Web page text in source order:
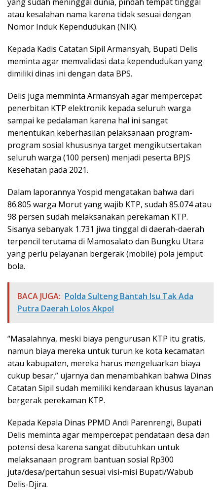
atau kesalahan nama karena tidak sesuai dengan
Nomor Induk Kependudukan (NIK).
Kepada Kadis Catatan Sipil Armansyah, Bupati Delis
meminta agar memvalidasi data kependudukan yang
dimiliki dinas ini dengan data BPS.
Delis juga memminta Armansyah agar mempercepat
penerbitan KTP elektronik kepada seluruh warga
sampai ke pedalaman karena hal ini sangat
menentukan keberhasilan pelaksanaan program-
program sosial khususnya target mengikutsertakan
seluruh warga (100 persen) menjadi peserta BPJS
Kesehatan pada 2021.
Dalam laporannya Yospid mengatakan bahwa dari
86.805 warga Morut yang wajib KTP, sudah 85.074 atau
98 persen sudah melaksanakan perekaman KTP.
Sisanya sebanyak 1.731 jiwa tinggal di daerah-daerah
terpencil terutama di Mamosalato dan Bungku Utara
yang perlu pelayanan bergerak (mobile) pola jemput
bola.
BACA JUGA: Polda Sulteng Bantah Isu Tak Ada
Putra Daerah Lolos Akpol
“Masalahnya, meski biaya pengurusan KTP itu gratis,
namun biaya mereka untuk turun ke kota kecamatan
atau kabupaten, mereka harus mengeluarkan biaya
cukup besar,” ujarnya dan menambahkan bahwa Dinas
Catatan Sipil sudah memiliki kendaraan khusus layanan
bergerak perekaman KTP.
Kepada Kepala Dinas PPMD Andi Parenrengi, Bupati
Delis meminta agar mempercepat pendataan desa dan
potensi desa karena sangat dibutuhkan untuk
melaksanaan program bantuan sosial Rp300
juta/desa/pertahun sesuai visi-misi Bupati/Wabub
Delis-Djira.